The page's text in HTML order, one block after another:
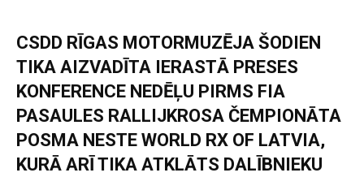
CSDD RĪGAS MOTORMUZĒJA ŠODIEN
TIKA AIZVADĪTA IERASTĀ PRESES
KONFERENCE NEDĒĻU PIRMS FIA
PASAULES RALLIJKROSA ČEMPIONĀTA
POSMA NESTE WORLD RX OF LATVIA,
KURĀ ARĪ TIKA ATKLĀTS DALĪBNIEKU